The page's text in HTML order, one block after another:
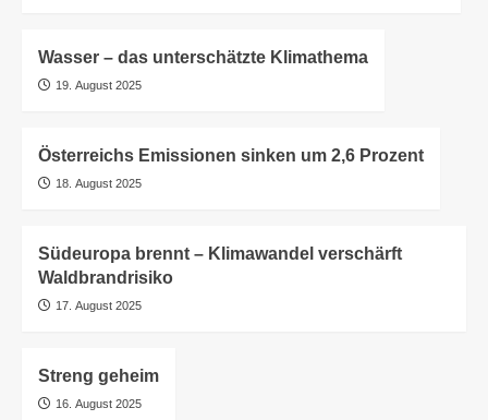
Wasser – das unterschätzte Klimathema
19. August 2025
Österreichs Emissionen sinken um 2,6 Prozent
18. August 2025
Südeuropa brennt – Klimawandel verschärft
Waldbrandrisiko
17. August 2025
Streng geheim
16. August 2025